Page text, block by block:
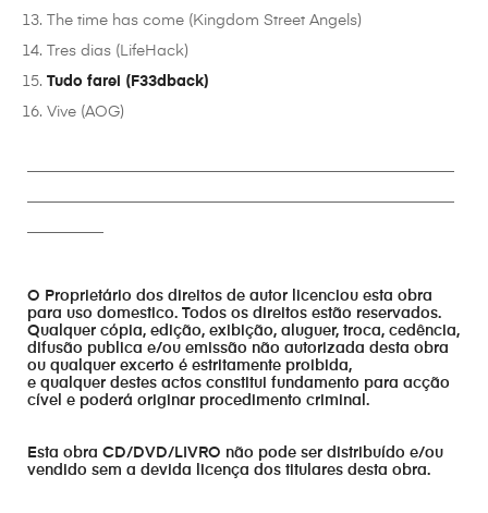
The time has come (Kingdom Street Angels)
Tres dias (LifeHack)
Tudo farei (F33dback)
Vive (AOG)
O Proprietário dos direitos de autor licenciou esta obra
para uso domestico. Todos os direitos estão reservados.
Qualquer cópia, edição, exibição, aluguer, troca, cedência,
difusão publica e/ou emissão não autorizada desta obra
ou qualquer excerto é estritamente proibida,
e qualquer destes actos constitui fundamento para acção
cível e poderá originar procedimento criminal.
Esta obra CD/DVD/LIVRO não pode ser distribuído e/ou
vendido sem a devida licença dos titulares desta obra.